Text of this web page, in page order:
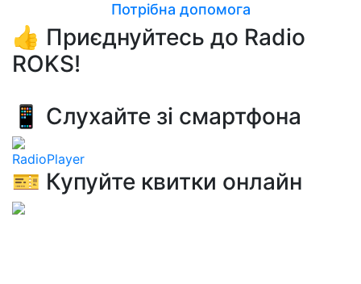
Потрібна допомога
👍 Приєднуйтесь до Radio
ROKS!
📱 Слухайте зі смартфона
RadioPlayer
🎫 Купуйте квитки онлайн